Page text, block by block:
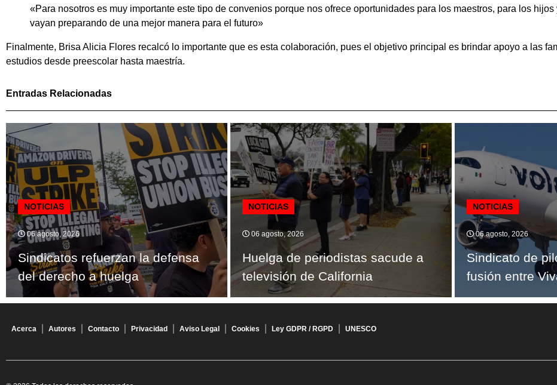
«Para nosotros es muy importante este tipo de convenios porque nos ofrece oportunidades para los maestros, para los
vayan preparando de una mejor manera para el futuro»
Finalmente, Brisa Alicia Flores recalcó lo importante que es esta colaboración, pues el objetivo principal es brindar apoyo a las
estudios desde preescolar hasta maestría.
Entradas Relacionadas
NOTICIAS
06 agosto, 2026
Sindicatos refuerzan la defensa
del derecho a huelga
NOTICIAS
06 agosto, 2026
Huelga de periodistas sacude a
televisión de California
NOTICIAS
06 agosto, 2026
Sindicato de
fusión entre
Acerca Autores Contacto Privacidad Aviso Legal Cookies Ley GDPR / RGPD UNESCO